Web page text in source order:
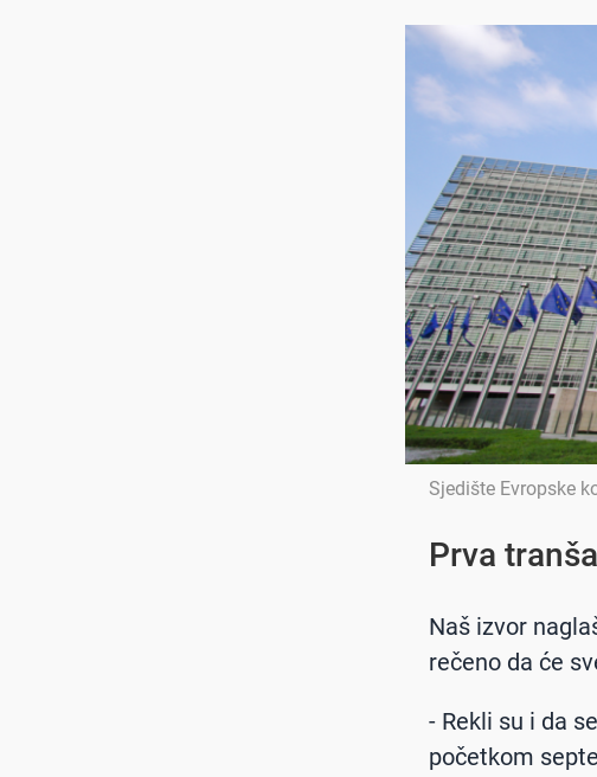
Sjedište Evropske
Prva tranša
Naš izvor
rečeno da će
- Rekli su i da
početkom